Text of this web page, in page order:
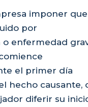
imponer
por
o enfermedad
el primer día
hecho causante,
diferir su